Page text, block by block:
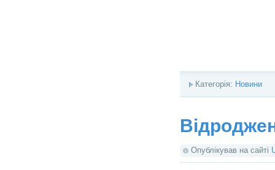
Категорія: Новини
Опублікував на сайті